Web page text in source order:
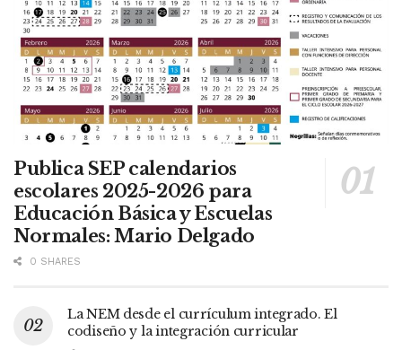
Publica SEP calendarios
escolares 2025-2026 para
Educación Básica y Escuelas
Normales: Mario Delgado
0 SHARES
La NEM desde el currículum integrado. El
codiseño y la integración curricular